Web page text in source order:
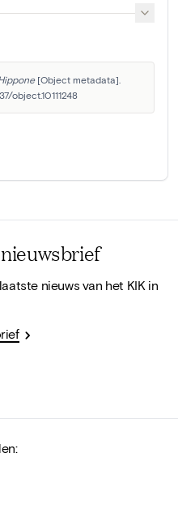
[Object metadata].
object.10111248
nieuws van het KIK in